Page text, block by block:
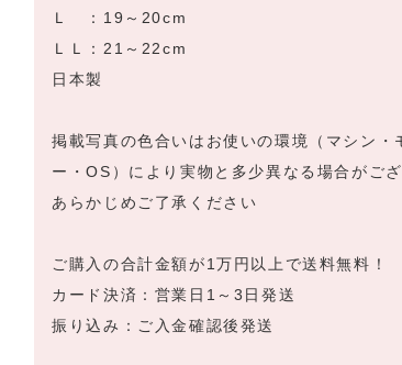
Ｌ ：19～20cm
ＬＬ：21～22cm
日本製
掲載写真の色合いはお使いの環境（マシン・
ー・OS）により実物と多少異なる場合がご
あらかじめご了承ください
ご購入の合計金額が1万円以上で送料無料！
カード決済：営業日1～3日発送
振り込み：ご入金確認後発送